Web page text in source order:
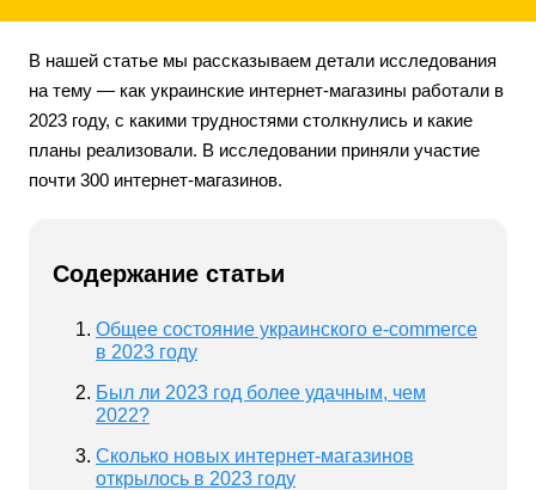
В нашей статье мы рассказываем детали исследования
на тему — как украинские интернет-магазины работали в
2023 году, с какими трудностями столкнулись и какие
планы реализовали. В исследовании приняли участие
почти 300 интернет-магазинов.
Содержание статьи
Общее состояние украинского e-commerce
в 2023 году
Был ли 2023 год более удачным, чем
2022?
Сколько новых интернет-магазинов
открылось в 2023 году